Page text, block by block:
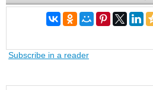
Subscribe in a reader